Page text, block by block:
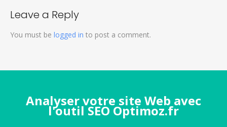
Leave a Reply
You must be logged in to post a comment.
Analyser votre site Web avec
l'outil SEO Optimoz.fr